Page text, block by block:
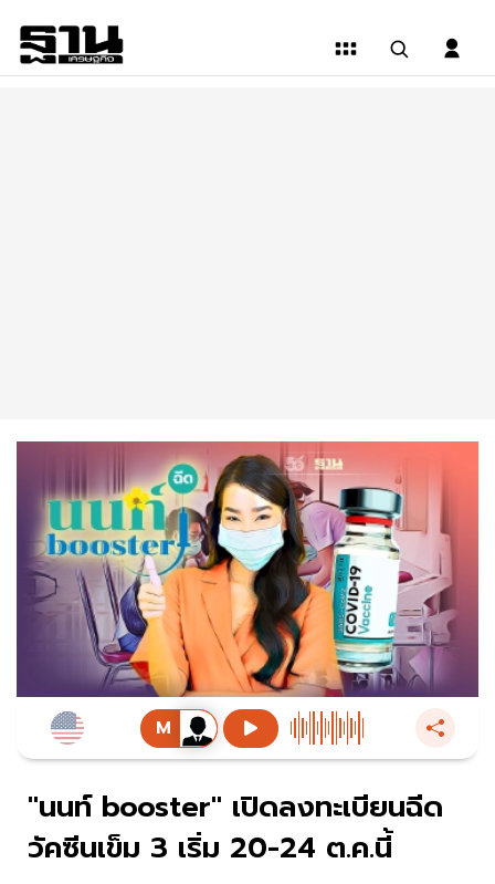
"นนท์ booster" เปิดลงทะเบียนฉีด
วัคซีนเข็ม 3 เริ่ม 20-24 ต.ค.นี้